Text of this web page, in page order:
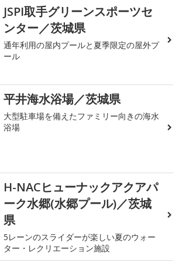
JSPI取手グリーンスポーツセ
ンター／茨城県
通年利用の屋内プールと夏季限定の屋外プ
ール
平井海水浴場／茨城県
大型駐車場を備えたファミリー向きの海水
浴場
H-NACヒューナックアクアパ
ーク水郷(水郷プール)／茨城
県
5レーンのスライダーが楽しい夏のウォー
ター・レクリエーション施設